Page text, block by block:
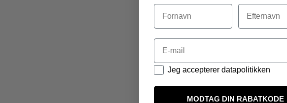
Navn Efternavn
Email
Datapolitik
Jeg accepterer datapolitikken
MODTAG DIN RABATKODE